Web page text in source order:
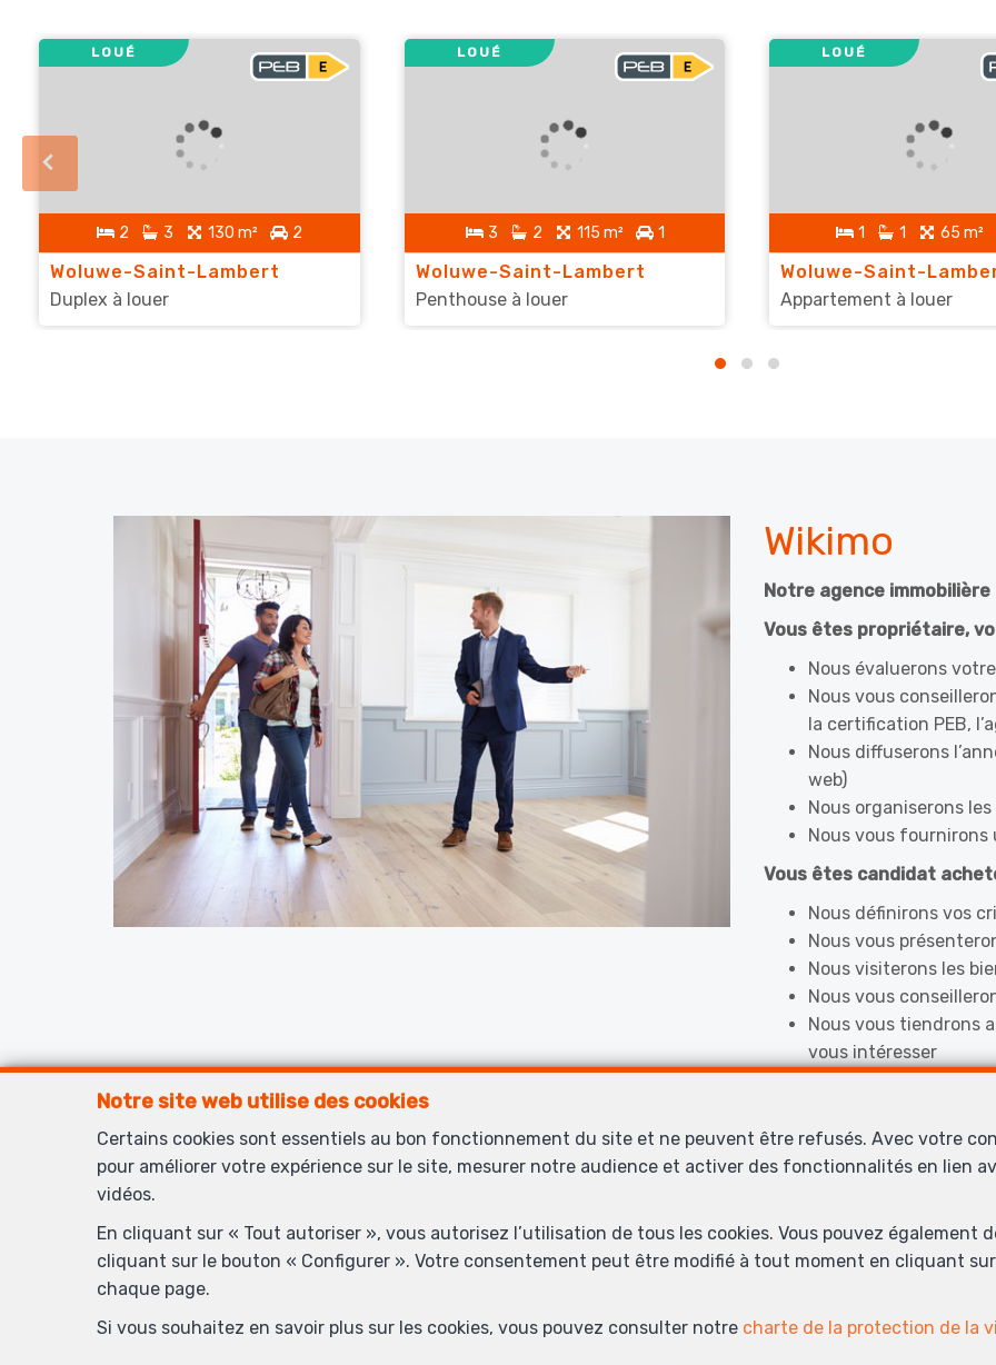
2 3 130 m² 2
LOUÉ
Woluwe-Saint-Lambert
Duplex à louer
3 2 115 m² 1
LOUÉ
Woluwe-Saint-Lambert
Penthouse à louer
1 1 65 m²
LOUÉ
Woluwe-Saint-
Appartement à louer
Wikimo
Notre agence
Vous êtes propriétaire,
Nous évaluerons
Nous vous
la certification PEB,
Nous diffuserons
web)
Nous organiserons
Nous vous
Vous êtes candidat
Nous définirons vos
Nous vous
Nous visiterons les
Nous vous
Nous vous tiendrons
vous intéresser
Inscrivez-vous pour recevoir la liste de
Tenez-moi au courant !
Contactez-nous
Notre site web utilise des cookies
Certains cookies sont essentiels au bon fonctionnement du site et ne peuvent être refusés. Avec votre
pour améliorer votre expérience sur le site, mesurer notre audience et activer des fonctionnalités en lien
vidéos.
En cliquant sur « Tout autoriser », vous autorisez l’utilisation de tous les cookies. Vous pouvez également
cliquant sur le bouton « Configurer ». Votre consentement peut être modifié à tout moment en cliquant
chaque page.
Si vous souhaitez en savoir plus sur les cookies, vous pouvez consulter notre charte de la protection de la